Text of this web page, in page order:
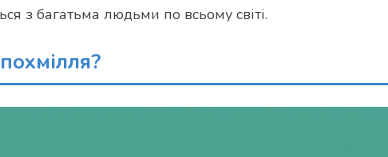
з багатьма людьми по всьому світі.